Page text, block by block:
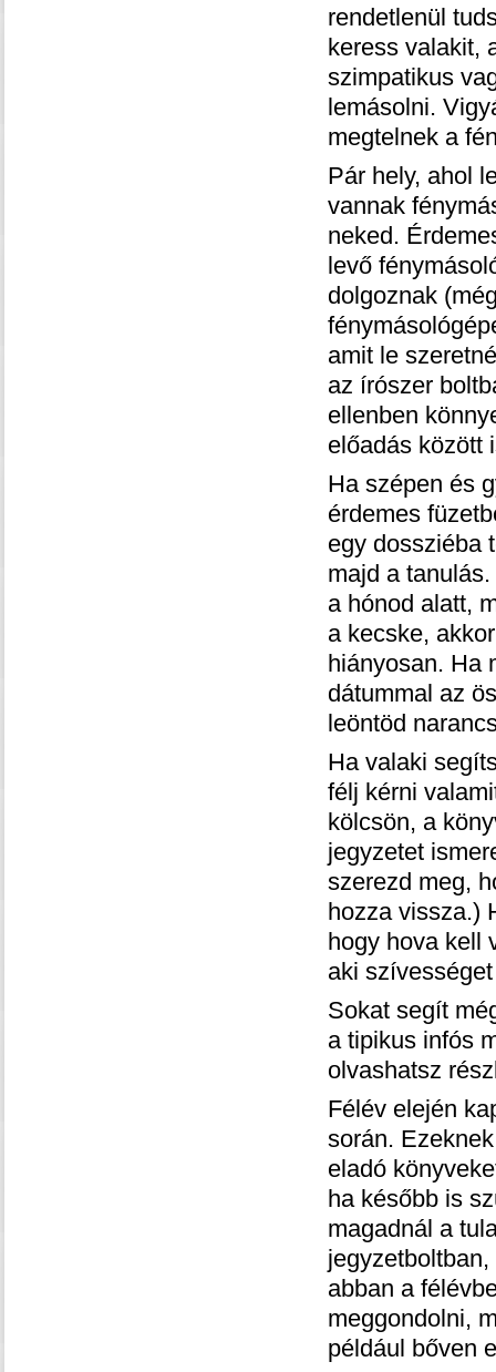
rendetlenül
keress valakit,
szimpatikus
lemásolni.
megtelnek a
Pár hely, ahol
vannak
neked.
levő
dolgoznak
amit le
az írószer
ellenben
előadás között
Ha szépen és
érdemes
egy dossziéba
majd a
a hónod alatt,
a kecske,
hiányosan. Ha
dátummal az
leöntöd
Ha valaki
félj kérni
kölcsön, a
jegyzetet
szerezd meg,
hozza vissza.)
hogy hova kell
aki
Sokat segít
a tipikus infós
olvashatsz
Félév elején
során.
eladó
ha később is
magadnál a
abban a
meggondolni,
például bőven